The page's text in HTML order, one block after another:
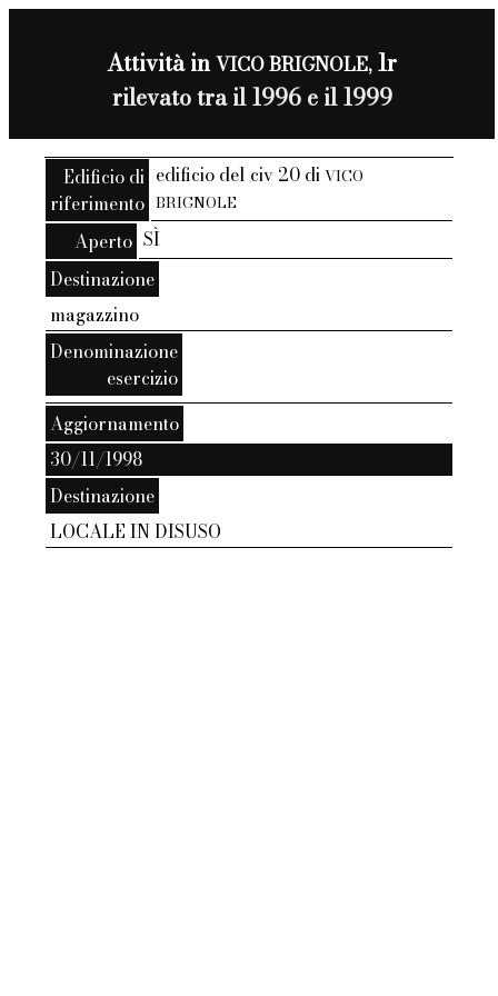
Attività inVICO BRIGNOLE,1r
rilevato tra il 1996 e il 1999
Edificio di
riferimento
edificio del civ 20 diVICO
BRIGNOLE
Aperto SÌ
Destinazione
magazzino
Denominazione
esercizio
Aggiornamento
30/11/1998
Destinazione
LOCALE IN DISUSO